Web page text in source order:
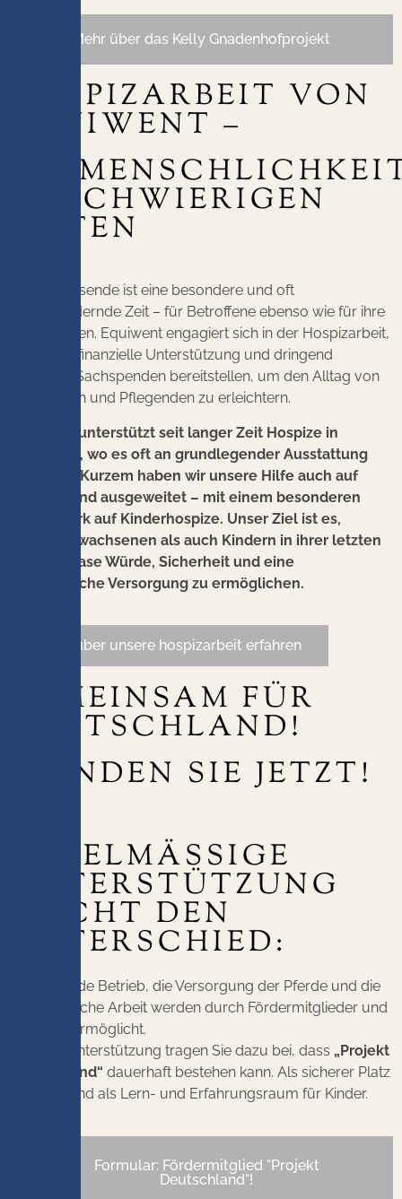
Mehr über das Kelly Gnadenhofprojekt
HOSPIZARBEIT VON
EQUIWENT – ​
IN SCHWIERIGEN
ZEITEN
Das Lebensende ist eine besondere und oft
herausfordernde Zeit – für Betroffene ebenso wie für ihre
Angehörigen. Equiwent engagiert sich in der Hospizarbeit,
indem wir finanzielle Unterstützung und dringend
benötigte Sachspenden bereitstellen, um den Alltag von
Sterbenden und Pflegenden zu erleichtern.
Equiwent unterstützt seit langer Zeit Hospize in
Rumänien, wo es oft an grundlegender Ausstattung
fehlt. Seit Kurzem haben wir unsere Hilfe auch auf
Deutschland ausgeweitet – mit einem besonderen
Augenmerk auf Kinderhospize. Unser Ziel ist es,
sowohl Erwachsenen als auch Kindern in ihrer letzten
Lebensphase Würde, Sicherheit und eine
bestmögliche Versorgung zu ermöglichen.
mehr über unsere hospizarbeit erfahren
GEMEINSAM FÜR
DEUTSCHLAND!
SPENDEN SIE JETZT!
REGELMÄSSIGE U
NTERSTÜTZUNG M
ACHT DEN U
NTERSCHIED:
Der laufende Betrieb, die Versorgung der Pferde und die
pädagogische Arbeit werden durch Fördermitglieder und
Spenden ermöglicht.
Mit Ihrer Unterstützung tragen Sie dazu bei, dass „Projekt
Deutschland“ dauerhaft bestehen kann. Als sicherer Platz
für Tiere und als Lern- und Erfahrungsraum für Kinder.
Formular: Fördermitglied "Projekt
Deutschland"!